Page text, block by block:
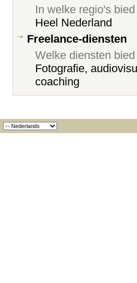
In welke regio's
Heel Nederland
Freelance-diensten
Welke diensten
Fotografie,
coaching